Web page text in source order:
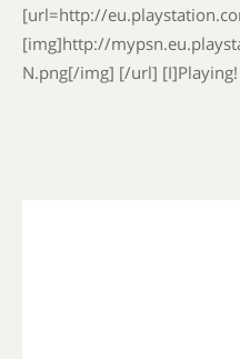
[url=http://
[img]http://
N.png[/img] [/url]